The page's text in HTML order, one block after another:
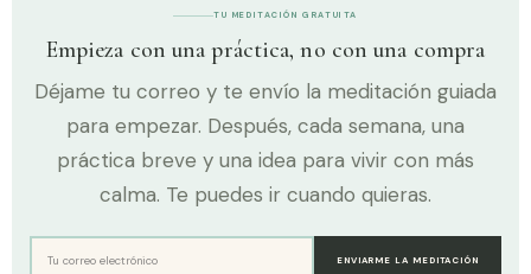
TU MEDITACIÓN GRATUITA
Empieza con una práctica, no con una compra
Déjame tu correo y te envío la meditación guiada
para empezar. Después, cada semana, una
práctica breve y una idea para vivir con más
calma. Te puedes ir cuando quieras.
ENVIARME LA MEDITACIÓN